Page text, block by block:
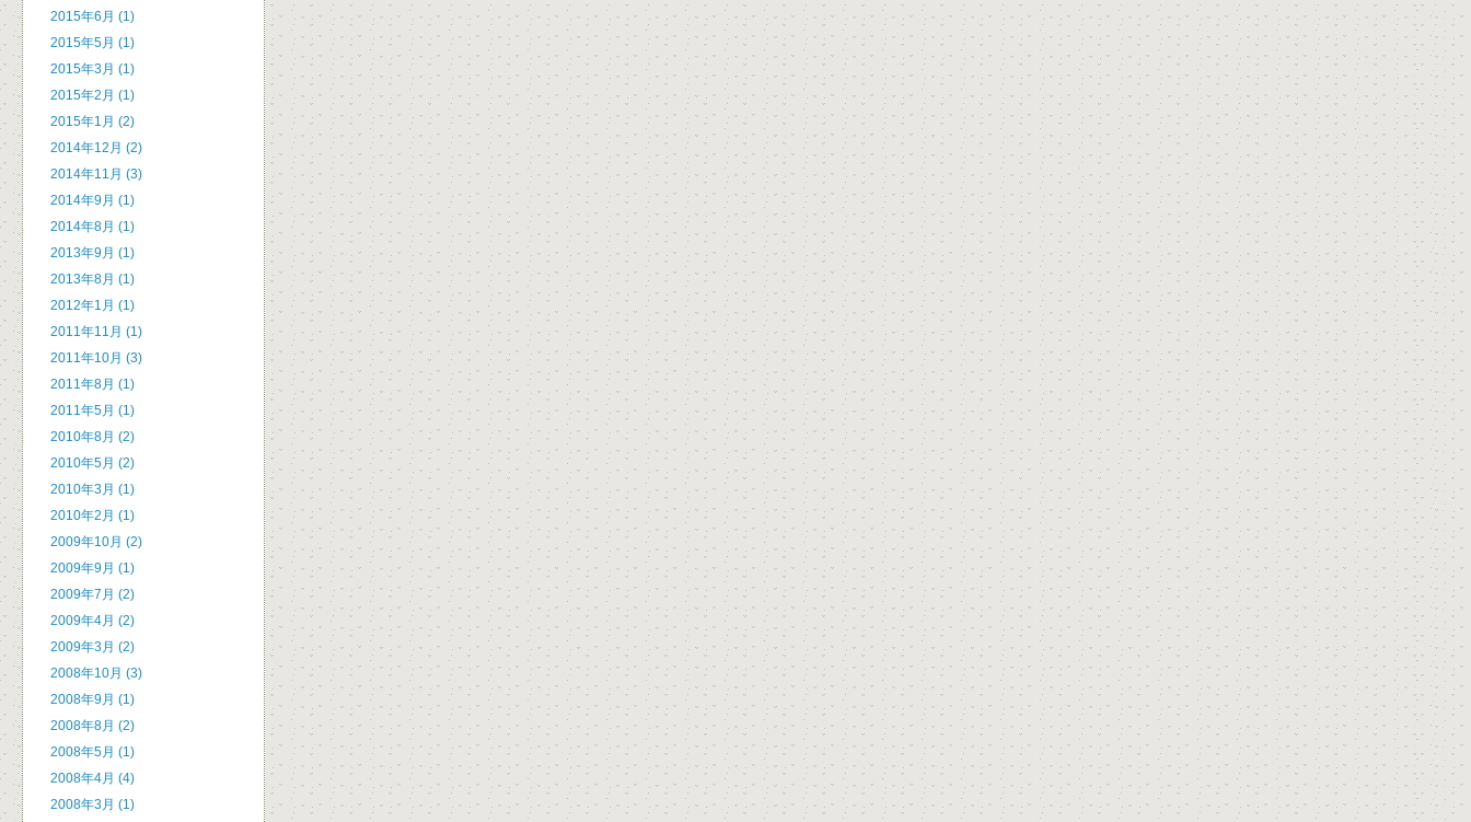
2015年6月 (1)
2015年5月 (1)
2015年3月 (1)
2015年2月 (1)
2015年1月 (2)
2014年12月 (2)
2014年11月 (3)
2014年9月 (1)
2014年8月 (1)
2013年9月 (1)
2013年8月 (1)
2012年1月 (1)
2011年11月 (1)
2011年10月 (3)
2011年8月 (1)
2011年5月 (1)
2010年8月 (2)
2010年5月 (2)
2010年3月 (1)
2010年2月 (1)
2009年10月 (2)
2009年9月 (1)
2009年7月 (2)
2009年4月 (2)
2009年3月 (2)
2008年10月 (3)
2008年9月 (1)
2008年8月 (2)
2008年5月 (1)
2008年4月 (4)
2008年3月 (1)